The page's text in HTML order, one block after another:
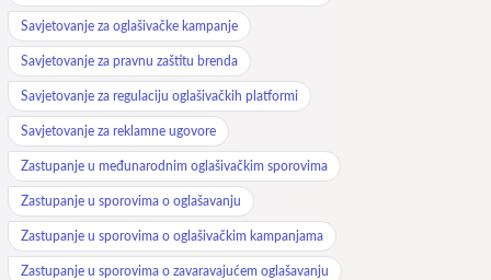
Savjetovanje za oglašivačke kampanje
Savjetovanje za pravnu zaštitu brenda
Savjetovanje za regulaciju oglašivačkih platformi
Savjetovanje za reklamne ugovore
Zastupanje u međunarodnim oglašivačkim sporovima
Zastupanje u sporovima o oglašavanju
Zastupanje u sporovima o oglašivačkim kampanjama
Zastupanje u sporovima o zavaravajućem oglašavanju